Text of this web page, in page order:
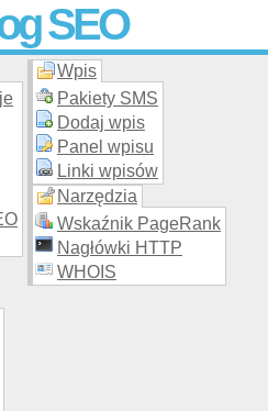
SEO
stron WWW –
katalogu za darmo!
Wpis
Pakiety SMS
Dodaj wpis
Panel wpisu
Linki wpisów
Narzędzia
Wskaźnik PageRank
Nagłówki HTTP
WHOIS